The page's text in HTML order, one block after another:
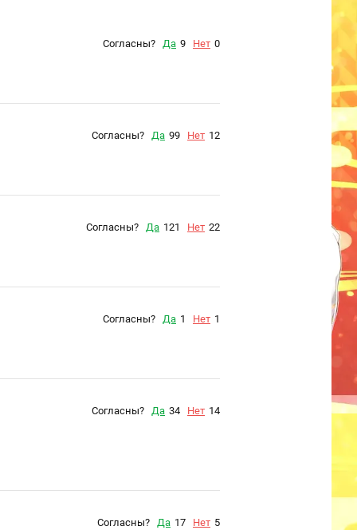
Согласны? Да 9 Нет 0
Согласны? Да 99 Нет 12
Согласны? Да 121 Нет 22
Согласны? Да 1 Нет 1
Согласны? Да 34 Нет 14
Согласны? Да 17 Нет 5